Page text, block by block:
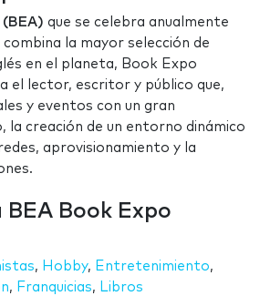
(BEA) que se celebra anualmente
la mayor selección de
en el planeta, Book Expo
el lector, escritor y público que,
y eventos con un gran
la creación de un entorno dinámico
aprovisionamiento y la
BEA Book Expo
, Hobby, Entretenimiento,
, Franquicias, Libros